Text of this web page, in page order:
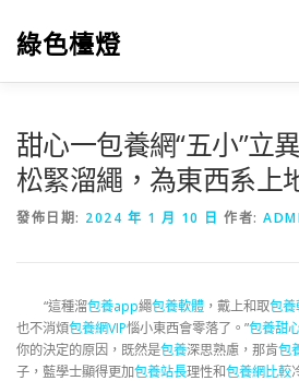
綠色檯燈
甜心一包養網“五小”立
松緊溜繩，為東西系上
發佈日期: 2024 年 1 月 10 日 作者:
“這種溜包養app繩包養軟體，戴上和取包養
也不消煩包養網VIP惱小東西會零落了。”包養甜
你的決定的原因，既然是包養深思熟慮，那肯包
子，藍學士顯得更加包養站長理性和包養網比較